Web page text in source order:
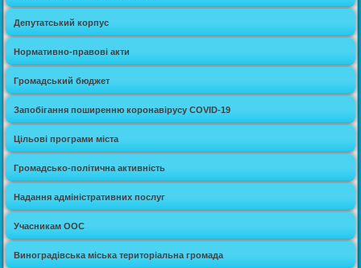
Депутатський корпус
Нормативно-правові акти
Громадський бюджет
Запобігання поширенню коронавірусу COVID-19
Цільові програми міста
Громадсько-політична активність
Надання адміністративних послуг
Учасникам ООС
Виноградівська міська територіальна громада